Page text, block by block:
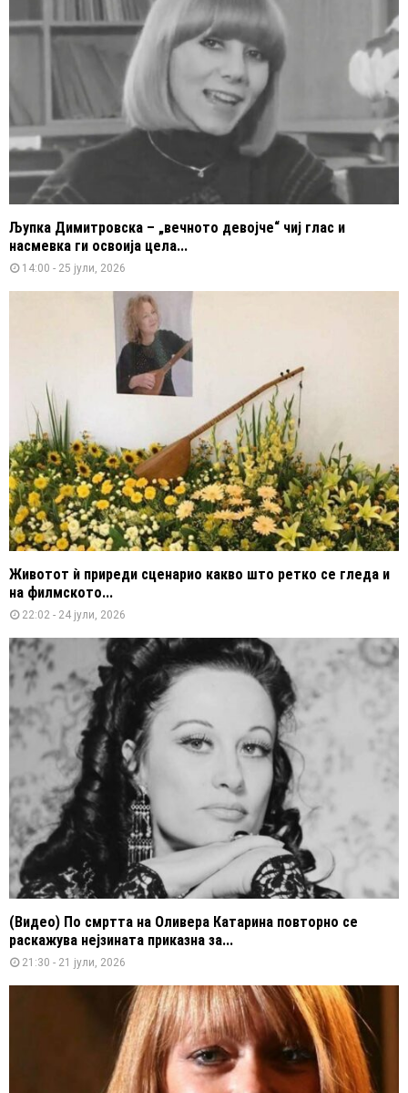
Љупка Димитровска – „вечното девојче“ чиј глас и
насмевка ги освоија цела...
14:00 - 25 јули, 2026
Животот ѝ приреди сценарио какво што ретко се гледа и
на филмското...
22:02 - 24 јули, 2026
(Видео) По смртта на Оливера Катарина повторно се
раскажува нејзината приказна за...
21:30 - 21 јули, 2026